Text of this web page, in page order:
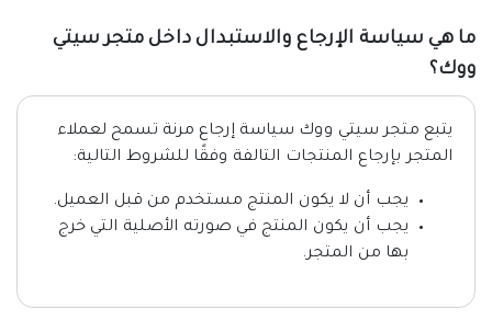
ما هي سياسة الإرجاع والاستبدال داخل متجر سيتي
ووك؟
يتبع متجر سيتي ووك سياسة إرجاع مرنة تسمح لعملاء
المتجر بإرجاع المنتجات التالفة وفقًا للشروط التالية:
يجب أن لا يكون المنتج مستخدم من قبل العميل.
يجب أن يكون المنتج في صورته الأصلية التي خرج
بها من المتجر.